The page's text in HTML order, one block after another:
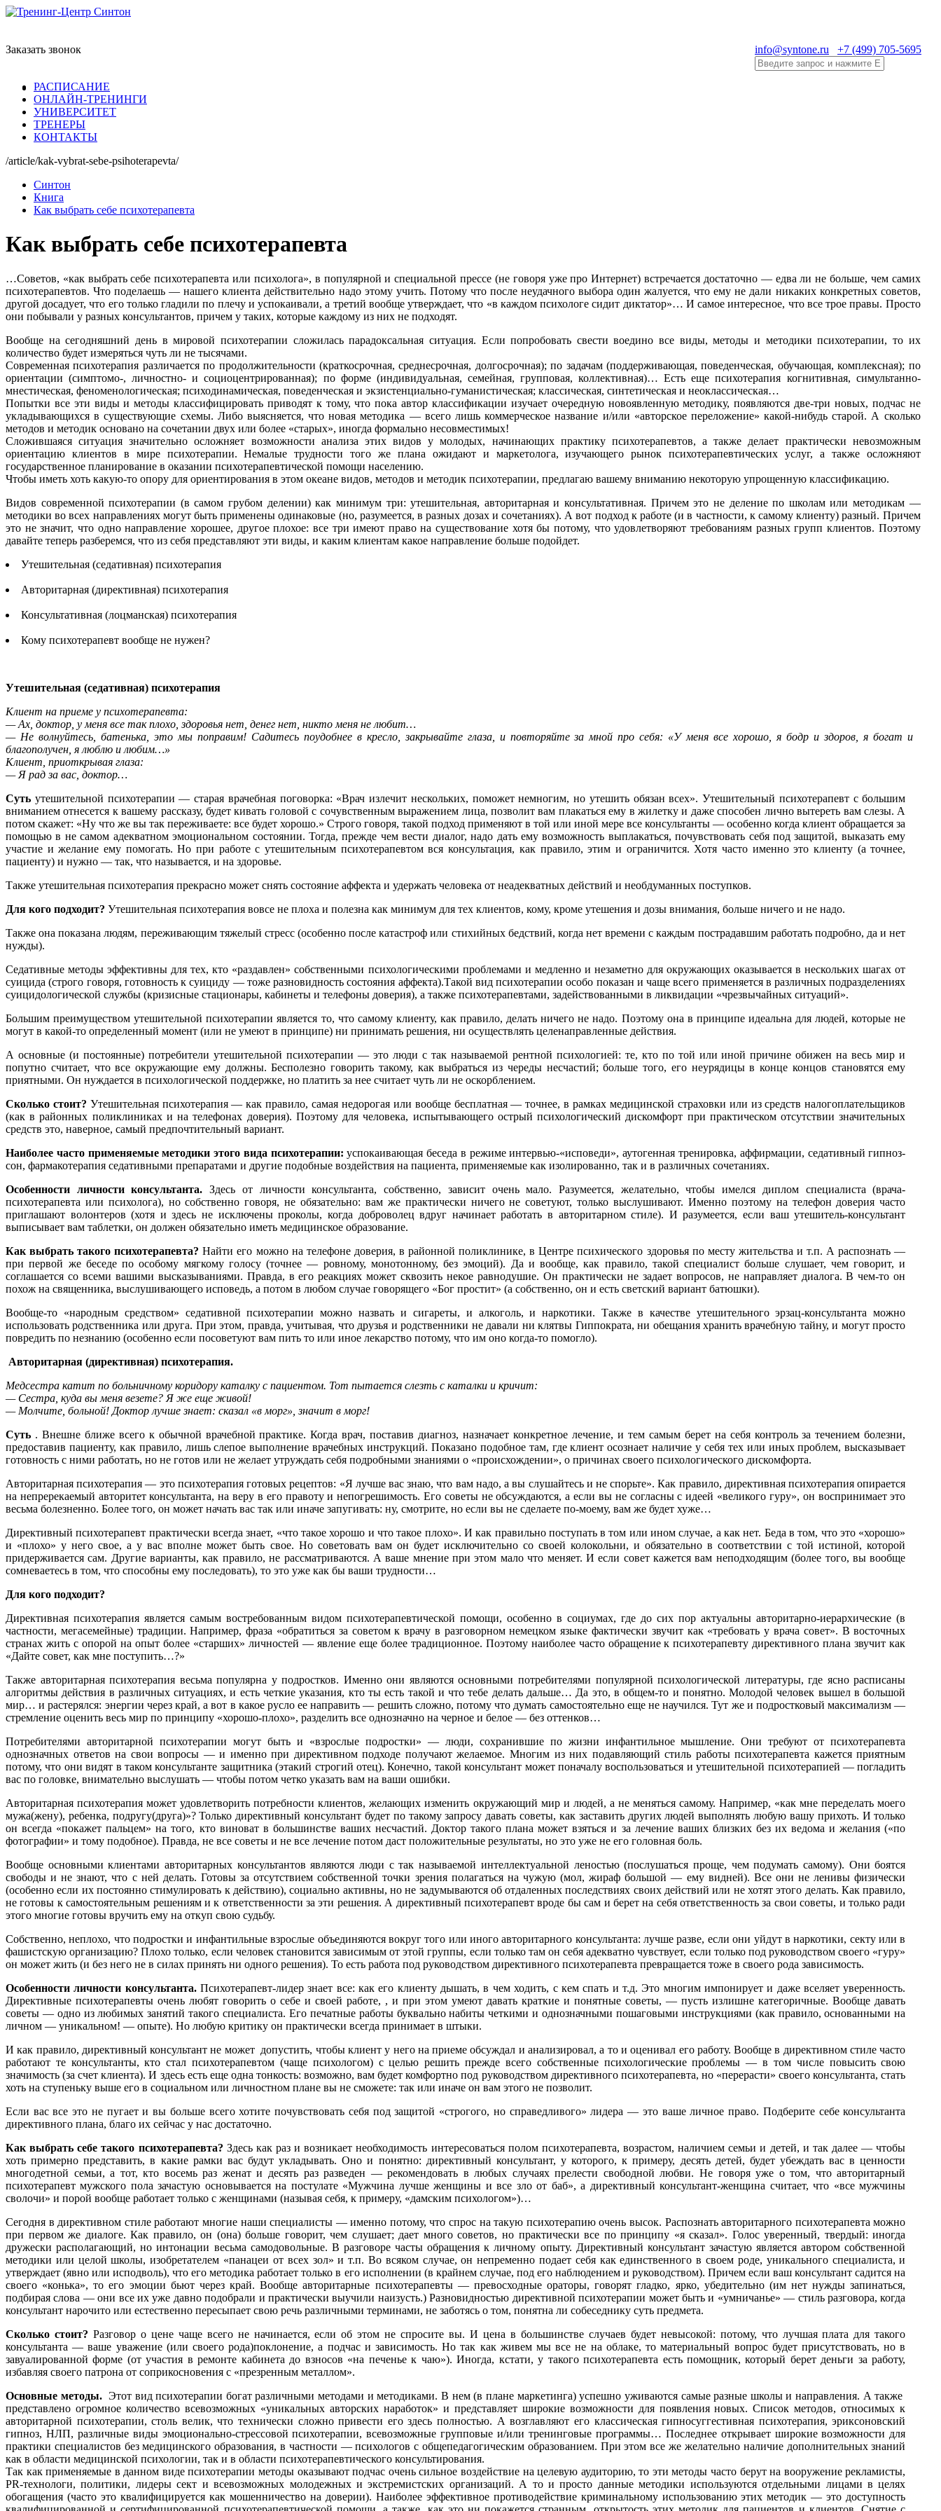
info@syntone.ru +7 (499) 705-5695
Заказать звонок
РАСПИСАНИЕ
ОНЛАЙН-ТРЕНИНГИ
УНИВЕРСИТЕТ
ТРЕНЕРЫ
КОНТАКТЫ
/article/kak-vybrat-sebe-psihoterapevta/
Синтон
Книга
Как выбрать себе психотерапевта
Как выбрать себе психотерапевта
…Советов, «как выбрать себе психотерапевта или психолога», в популярной и специальной прессе (не говоря уже про Интернет) встречается достаточно — едва ли не больше, чем самих
психотерапевтов. Что поделаешь — нашего клиента действительно надо этому учить. Потому что после неудачного выбора один жалуется, что ему не дали никаких конкретных советов,
другой досадует, что его только гладили по плечу и успокаивали, а третий вообще утверждает, что «в каждом психологе сидит диктатор»… И самое интересное, что все трое правы. Просто
они побывали у разных консультантов, причем у таких, которые каждому из них не подходят.
Вообще на сегодняшний день в мировой психотерапии сложилась парадоксальная ситуация. Если попробовать свести воедино все виды, методы и методики психотерапии, то их
количество будет измеряться чуть ли не тысячами.
Современная психотерапия различается по продолжительности (краткосрочная, среднесрочная, долгосрочная); по задачам (поддерживающая, поведенческая, обучающая, комплексная); по
ориентации (симптомо-, личностно- и социоцентрированная); по форме (индивидуальная, семейная, групповая, коллективная)… Есть еще психотерапия когнитивная, симультанно-
мнестическая, феноменологическая; психодинамическая, поведенческая и экзистенциально-гуманистическая; классическая, синтетическая и неоклассическая…
Попытки все эти виды и методы классифицировать приводят к тому, что пока автор классификации изучает очередную новоявленную методику, появляются две-три новых, подчас не
укладывающихся в существующие схемы. Либо выясняется, что новая методика — всего лишь коммерческое название и/или «авторское переложение» какой-нибудь старой. А сколько
методов и методик основано на сочетании двух или более «старых», иногда формально несовместимых!
Сложившаяся ситуация значительно осложняет возможности анализа этих видов у молодых, начинающих практику психотерапевтов, а также делает практически невозможным
ориентацию клиентов в мире психотерапии. Немалые трудности того же плана ожидают и маркетолога, изучающего рынок психотерапевтических услуг, а также осложняют
государственное планирование в оказании психотерапевтической помощи населению.
Чтобы иметь хоть какую-то опору для ориентирования в этом океане видов, методов и методик психотерапии, предлагаю вашему вниманию некоторую упрощенную классификацию.
Видов современной психотерапии (в самом грубом делении) как минимум три: утешительная, авторитарная и консультативная. Причем это не деление по школам или методикам —
методики во всех направлениях могут быть применены одинаковые (но, разумеется, в разных дозах и сочетаниях). А вот подход к работе (и в частности, к самому клиенту) разный. Причем
это не значит, что одно направление хорошее, другое плохое: все три имеют право на существование хотя бы потому, что удовлетворяют требованиям разных групп клиентов. Поэтому
давайте теперь разберемся, что из себя представляют эти виды, и каким клиентам какое направление больше подойдет.
Утешительная (седативная) психотерапия
Авторитарная (директивная) психотерапия
Консультативная (лоцманская) психотерапия
Кому психотерапевт вообще не нужен?
Утешительная (седативная) психотерапия
Клиент на приеме у психотерапевта:
— Ах, доктор, у меня все так плохо, здоровья нет, денег нет, никто меня не любит…
— Не волнуйтесь, батенька, это мы поправим! Садитесь поудобнее в кресло, закрывайте глаза, и повторяйте за мной про себя: «У меня все хорошо, я бодр и здоров, я богат и
благополучен, я люблю и любим…»
Клиент, приоткрывая глаза:
— Я рад за вас, доктор…
Суть утешительной психотерапии — старая врачебная поговорка: «Врач излечит нескольких, поможет немногим, но утешить обязан всех». Утешительный психотерапевт с большим
вниманием отнесется к вашему рассказу, будет кивать головой с сочувственным выражением лица, позволит вам плакаться ему в жилетку и даже способен лично вытереть вам слезы. А
потом скажет: «Ну что же вы так переживаете: все будет хорошо.» Строго говоря, такой подход применяют в той или иной мере все консультанты — особенно когда клиент обращается за
помощью в не самом адекватном эмоциональном состоянии. Тогда, прежде чем вести диалог, надо дать ему возможность выплакаться, почувствовать себя под защитой, выказать ему
участие и желание ему помогать. Но при работе с утешительным психотерапевтом вся консультация, как правило, этим и ограничится. Хотя часто именно это клиенту (а точнее,
пациенту) и нужно — так, что называется, и на здоровье.
Также утешительная психотерапия прекрасно может снять состояние аффекта и удержать человека от неадекватных действий и необдуманных поступков.
Для кого подходит? Утешительная психотерапия вовсе не плоха и полезна как минимум для тех клиентов, кому, кроме утешения и дозы внимания, больше ничего и не надо.
Также она показана людям, переживающим тяжелый стресс (особенно после катастроф или стихийных бедствий, когда нет времени с каждым пострадавшим работать подробно, да и нет
нужды).
Седативные методы эффективны для тех, кто «раздавлен» собственными психологическими проблемами и медленно и незаметно для окружающих оказывается в нескольких шагах от
суицида (строго говоря, готовность к суициду — тоже разновидность состояния аффекта).Такой вид психотерапии особо показан и чаще всего применяется в различных подразделениях
суицидологической службы (кризисные стационары, кабинеты и телефоны доверия), а также психотерапевтами, задействованными в ликвидации «чрезвычайных ситуаций».
Большим преимуществом утешительной психотерапии является то, что самому клиенту, как правило, делать ничего не надо. Поэтому она в принципе идеальна для людей, которые не
могут в какой-то определенный момент (или не умеют в принципе) ни принимать решения, ни осуществлять целенаправленные действия.
А основные (и постоянные) потребители утешительной психотерапии — это люди с так называемой рентной психологией: те, кто по той или иной причине обижен на весь мир и
попутно считает, что все окружающие ему должны. Бесполезно говорить такому, как выбраться из череды несчастий; больше того, его неурядицы в конце концов становятся ему
приятными. Он нуждается в психологической поддержке, но платить за нее считает чуть ли не оскорблением.
Сколько стоит? Утешительная психотерапия — как правило, самая недорогая или вообще бесплатная — точнее, в рамках медицинской страховки или из средств налогоплательщиков
(как в районных поликлиниках и на телефонах доверия). Поэтому для человека, испытывающего острый психологический дискомфорт при практическом отсутствии значительных
средств это, наверное, самый предпочтительный вариант.
Наиболее часто применяемые методики этого вида психотерапии:успокаивающая беседа в режиме интервью-«исповеди», аутогенная тренировка, аффирмации, седативный гипноз-
сон, фармакотерапия седативными препаратами и другие подобные воздействия на пациента, применяемые как изолированно, так и в различных сочетаниях.
Особенности личности консультанта.Здесь от личности консультанта, собственно, зависит очень мало. Разумеется, желательно, чтобы имелся диплом специалиста (врача-
психотерапевта или психолога), но собственно говоря, не обязательно: вам же практически ничего не советуют, только выслушивают. Именно поэтому на телефон доверия часто
приглашают волонтеров (хотя и здесь не исключены проколы, когда доброволец вдруг начинает работать в авторитарном стиле). И разумеется, если ваш утешитель-консультант
выписывает вам таблетки, он должен обязательно иметь медицинское образование.
Как выбрать такого психотерапевта?Найти его можно на телефоне доверия, в районной поликлинике, в Центре психического здоровья по месту жительства и т.п. А распознать —
при первой же беседе по особому мягкому голосу (точнее — ровному, монотонному, без эмоций). Да и вообще, как правило, такой специалист больше слушает, чем говорит, и
соглашается со всеми вашими высказываниями. Правда, в его реакциях может сквозить некое равнодушие. Он практически не задает вопросов, не направляет диалога. В чем-то он
похож на священника, выслушивающего исповедь, а потом в любом случае говорящего «Бог простит» (а собственно, он и есть светский вариант батюшки).
Вообще-то «народным средством» седативной психотерапии можно назвать и сигареты, и алкоголь, и наркотики. Также в качестве утешительного эрзац-консультанта можно
использовать родственника или друга. При этом, правда, учитывая, что друзья и родственники не давали ни клятвы Гиппократа, ни обещания хранить врачебную тайну, и могут просто
повредить по незнанию (особенно если посоветуют вам пить то или иное лекарство потому, что им оно когда-то помогло).
Авторитарная (директивная) психотерапия.
Медсестра катит по больничному коридору каталку с пациентом. Тот пытается слезть с каталки и кричит:
— Сестра, куда вы меня везете? Я же еще живой!
— Молчите, больной! Доктор лучше знает: сказал «в морг», значит в морг!
Суть . Внешне ближе всего к обычной врачебной практике. Когда врач, поставив диагноз, назначает конкретное лечение, и тем самым берет на себя контроль за течением болезни,
предоставив пациенту, как правило, лишь слепое выполнение врачебных инструкций. Показано подобное там, где клиент осознает наличие у себя тех или иных проблем, высказывает
готовность с ними работать, но не готов или не желает утруждать себя подробными знаниями о «происхождении», о причинах своего психологического дискомфорта.
Авторитарная психотерапия — это психотерапия готовых рецептов: «Я лучше вас знаю, что вам надо, а вы слушайтесь и не спорьте». Как правило, директивная психотерапия опирается
на непререкаемый авторитет консультанта, на веру в его правоту и непогрешимость. Его советы не обсуждаются, а если вы не согласны с идеей «великого гуру», он воспринимает это
весьма болезненно. Более того, он может начать вас так или иначе запугивать: ну, смотрите, но если вы не сделаете по-моему, вам же будет хуже…
Директивный психотерапевт практически всегда знает, «что такое хорошо и что такое плохо». И как правильно поступать в том или ином случае, а как нет. Беда в том, что это «хорошо»
и «плохо» у него свое, а у вас вполне может быть свое. Но советовать вам он будет исключительно со своей колокольни, и обязательно в соответствии с той истиной, которой
придерживается сам. Другие варианты, как правило, не рассматриваются. А ваше мнение при этом мало что меняет. И если совет кажется вам неподходящим (более того, вы вообще
сомневаетесь в том, что способны ему последовать), то это уже как бы ваши трудности…
Для кого подходит?
Директивная психотерапия является самым востребованным видом психотерапевтической помощи, особенно в социумах, где до сих пор актуальны авторитарно-иерархические (в
частности, мегасемейные) традиции. Например, фраза «обратиться за советом к врачу в разговорном немецком языке фактически звучит как «требовать у врача совет». В восточных
странах жить с опорой на опыт более «старших» личностей — явление еще более традиционное. Поэтому наиболее часто обращение к психотерапевту директивного плана звучит как
«Дайте совет, как мне поступить…?»
Также авторитарная психотерапия весьма популярна у подростков. Именно они являются основными потребителями популярной психологической литературы, где ясно расписаны
алгоритмы действия в различных ситуациях, и есть четкие указания, кто ты есть такой и что тебе делать дальше… Да это, в общем-то и понятно. Молодой человек вышел в большой
мир… и растерялся: энергии через край, а вот в какое русло ее направить — решить сложно, потому что думать самостоятельно еще не научился. Тут же и подростковый максимализм —
стремление оценить весь мир по принципу «хорошо-плохо», разделить все однозначно на черное и белое — без оттенков…
Потребителями авторитарной психотерапии могут быть и «взрослые подростки» — люди, сохранившие по жизни инфантильное мышление. Они требуют от психотерапевта
однозначных ответов на свои вопросы — и именно при директивном подходе получают желаемое. Многим из них подавляющий стиль работы психотерапевта кажется приятным
потому, что они видят в таком консультанте защитника (этакий строгий отец). Конечно, такой консультант может поначалу воспользоваться и утешительной психотерапией — погладить
вас по головке, внимательно выслушать — чтобы потом четко указать вам на ваши ошибки.
Авторитарная психотерапия может удовлетворить потребности клиентов, желающих изменить окружающий мир и людей, а не меняться самому. Например, «как мне переделать моего
мужа(жену), ребенка, подругу(друга)»? Только директивный консультант будет по такому запросу давать советы, как заставить других людей выполнять любую вашу прихоть. И только
он всегда «покажет пальцем» на того, кто виноват в большинстве ваших несчастий. Доктор такого плана может взяться и за лечение ваших близких без их ведома и желания («по
фотографии» и тому подобное). Правда, не все советы и не все лечение потом даст положительные результаты, но это уже не его головная боль.
Вообще основными клиентами авторитарных консультантов являются люди с так называемой интеллектуальной леностью (послушаться проще, чем подумать самому). Они боятся
свободы и не знают, что с ней делать. Готовы за отсутствием собственной точки зрения полагаться на чужую (мол, жираф большой — ему видней). Все они не ленивы физически
(особенно если их постоянно стимулировать к действию), социально активны, но не задумываются об отдаленных последствиях своих действий или не хотят этого делать. Как правило,
не готовы к самостоятельным решениям и к ответственности за эти решения. А директивный психотерапевт вроде бы сам и берет на себя ответственность за свои советы, и только ради
этого многие готовы вручить ему на откуп свою судьбу.
Собственно, неплохо, что подростки и инфантильные взрослые объединяются вокруг того или иного авторитарного консультанта: лучше разве, если они уйдут в наркотики, секту или в
фашистскую организацию? Плохо только, если человек становится зависимым от этой группы, если только там он себя адекватно чувствует, если только под руководством своего «гуру»
он может жить (и без него не в силах принять ни одного решения). То есть работа под руководством директивного психотерапевта превращается тоже в своего рода зависимость.
Особенности личности консультанта.Психотерапевт-лидер знает все: как его клиенту дышать, в чем ходить, с кем спать и т.д. Это многим импонирует и даже вселяет уверенность.
Директивные психотерапевты очень любят говорить о себе и своей работе, , и при этом умеют давать краткие и понятные советы, — пусть излишне категоричные. Вообще давать
советы — одно из любимых занятий такого специалиста. Его печатные работы буквально набиты четкими и однозначными пошаговыми инструкциями (как правило, основанными на
личном — уникальном! — опыте). Но любую критику он практически всегда принимает в штыки.
И как правило, директивный консультант не может допустить, чтобы клиент у него на приеме обсуждал и анализировал, а то и оценивал его работу. Вообще в директивном стиле часто
работают те консультанты, кто стал психотерапевтом (чаще психологом) с целью решить прежде всего собственные психологические проблемы — в том числе повысить свою
значимость (за счет клиента). И здесь есть еще одна тонкость: возможно, вам будет комфортно под руководством директивного психотерапевта, но «перерасти» своего консультанта, стать
хоть на ступеньку выше его в социальном или личностном плане вы не сможете: так или иначе он вам этого не позволит.
Если вас все это не пугает и вы больше всего хотите почувствовать себя под защитой «строгого, но справедливого» лидера — это ваше личное право. Подберите себе консультанта
директивного плана, благо их сейчас у нас достаточно.
Как выбрать себе такого психотерапевта? Здесь как раз и возникает необходимость интересоваться полом психотерапевта, возрастом, наличием семьи и детей, и так далее — чтобы
хоть примерно представить, в какие рамки вас будут укладывать. Оно и понятно: директивный консультант, у которого, к примеру, десять детей, будет убеждать вас в ценности
многодетной семьи, а тот, кто восемь раз женат и десять раз разведен — рекомендовать в любых случаях прелести свободной любви. Не говоря уже о том, что авторитарный
психотерапевт мужского пола зачастую основывается на постулате «Мужчина лучше женщины и все зло от баб», а директивный консультант-женщина считает, что «все мужчины
сволочи» и порой вообще работает только с женщинами (называя себя, к примеру, «дамским психологом»)…
Сегодня в директивном стиле работают многие наши специалисты — именно потому, что спрос на такую психотерапию очень высок. Распознать авторитарного психотерапевта можно
при первом же диалоге. Как правило, он (она) больше говорит, чем слушает; дает много советов, но практически все по принципу «я сказал». Голос уверенный, твердый: иногда
дружески располагающий, но интонации весьма самодовольные. В разговоре часты обращения к личному опыту. Директивный консультант зачастую является автором собственной
методики или целой школы, изобретателем «панацеи от всех зол» и т.п. Во всяком случае, он непременно подает себя как единственного в своем роде, уникального специалиста, и
утверждает (явно или исподволь), что его методика работает только в его исполнении (в крайнем случае, под его наблюдением и руководством). Причем если ваш консультант садится на
своего «конька», то его эмоции бьют через край. Вообще авторитарные психотерапевты — превосходные ораторы, говорят гладко, ярко, убедительно (им нет нужды запинаться,
подбирая слова — они все их уже давно подобрали и практически выучили наизусть.) Разновидностью директивной психотерапии может быть и «умничанье» — стиль разговора, когда
консультант нарочито или естественно пересыпает свою речь различными терминами, не заботясь о том, понятна ли собеседнику суть предмета.
Сколько стоит? Разговор о цене чаще всего не начинается, если об этом не спросите вы. И цена в большинстве случаев будет невысокой: потому, что лучшая плата для такого
консультанта — ваше уважение (или своего рода)поклонение, а подчас и зависимость. Но так как живем мы все не на облаке, то материальный вопрос будет присутствовать, но в
завуалированной форме (от участия в ремонте кабинета до взносов «на печенье к чаю»). Иногда, кстати, у такого психотерапевта есть помощник, который берет деньги за работу,
избавляя своего патрона от соприкосновения с «презренным металлом».
Основные методы. Этот вид психотерапии богат различными методами и методиками. В нем (в плане маркетинга) успешно уживаются самые разные школы и направления. А также
представлено огромное количество всевозможных «уникальных авторских наработок» и представляет широкие возможности для появления новых. Список методов, относимых к
авторитарной психотерапии, столь велик, что технически сложно привести его здесь полностью. А возглавляют его классическая гипносуггестивная психотерапия, эриксоновский
гипноз, НЛП, различные виды эмоционально-стрессовой психотерапии, всевозможные групповые и/или тренинговые программы… Последнее открывает широкие возможности для
практики специалистов без медицинского образования, в частности — психологов с общепедагогическим образованием. При этом все же желательно наличие дополнительных знаний
как в области медицинской психологии, так и в области психотерапевтического консультирования.
Так как применяемые в данном виде психотерапии методы оказывают подчас очень сильное воздействие на целевую аудиторию, то эти методы часто берут на вооружение рекламисты,
PR-технологи, политики, лидеры сект и всевозможных молодежных и экстремистских организаций. А то и просто данные методики используются отдельными лицами в целях
обогащения (часто это квалифицируется как мошенничество на доверии). Наиболее эффективное противодействие криминальному использованию этих методик — это доступность